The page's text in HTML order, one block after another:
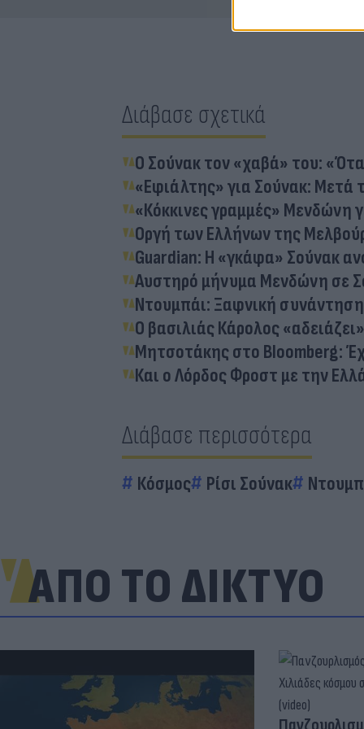
Διάβασε σχετικά
Ο Σούνακ τον «χαβά» του:
«Εφιάλτης» για Σούνακ: Μετά
«Κόκκινες γραμμές» Μενδώνη
Οργή των Ελλήνων της
Guardian: Η «γκάφα» Σούνακ
Αυστηρό μήνυμα Μενδώνη σε
Ντουμπάι: Ξαφνική
Ο βασιλιάς Κάρολος
Μητσοτάκης στο Bloomberg:
Και ο Λόρδος Φροστ με την
Διάβασε περισσότερα
Κόσμος Ρίσι Σούνακ
ΑΠΟ ΤΟ ΔΙΚΤΥΟ